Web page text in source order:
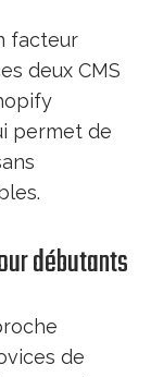
facteur
deux CMS
permet de
débutants
de